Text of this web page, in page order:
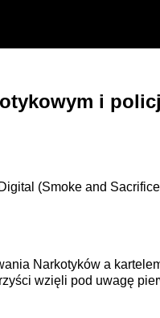
i
(Smoke and
Narkotyków a
wzięli pod uwagę